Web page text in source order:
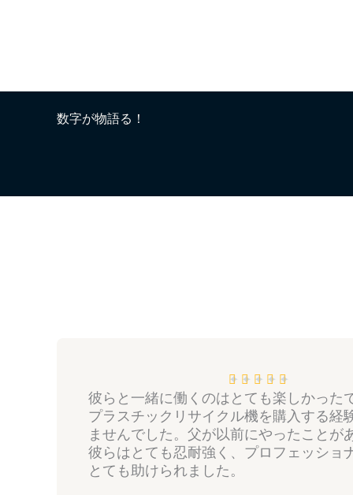
数字が物語る！
✦ ✦ ✦ ✦ ✦
a
t
e
d
彼らと一緒に働くのはとても楽しかった
プラスチックリサイクル機を購入する経
ませんでした。父が以前にやったことが
彼らはとても忍耐強く、プロフェッショ
とても助けられました。